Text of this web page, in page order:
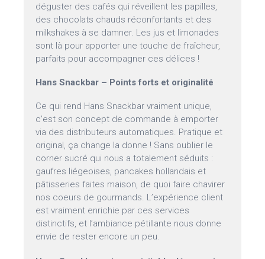
déguster des cafés qui réveillent les papilles,
des chocolats chauds réconfortants et des
milkshakes à se damner. Les jus et limonades
sont là pour apporter une touche de fraîcheur,
parfaits pour accompagner ces délices !
Hans Snackbar – Points forts et originalité
Ce qui rend Hans Snackbar vraiment unique,
c’est son concept de commande à emporter
via des distributeurs automatiques. Pratique et
original, ça change la donne ! Sans oublier le
corner sucré qui nous a totalement séduits :
gaufres liégeoises, pancakes hollandais et
pâtisseries faites maison, de quoi faire chavirer
nos coeurs de gourmands. L’expérience client
est vraiment enrichie par ces services
distinctifs, et l’ambiance pétillante nous donne
envie de rester encore un peu.